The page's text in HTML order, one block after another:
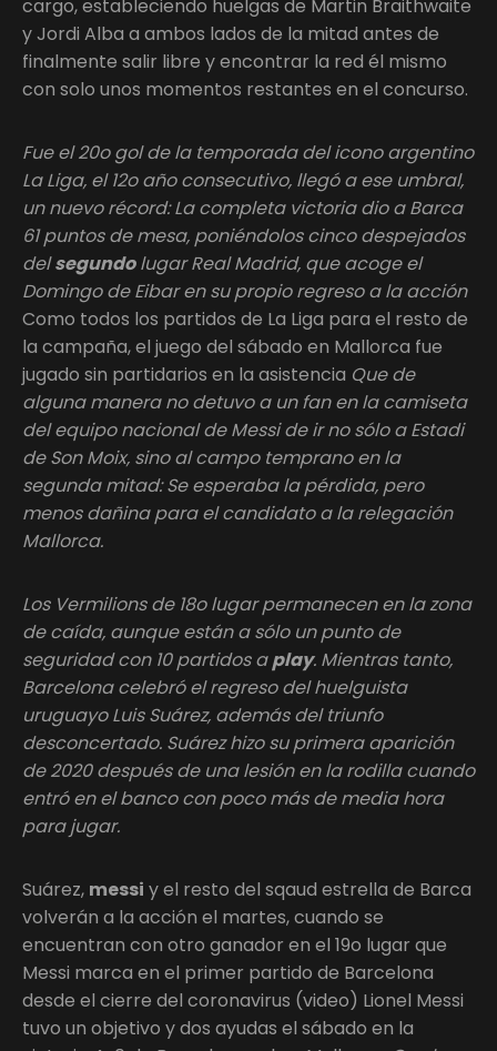
cargo, estableciendo huelgas de Martin Braithwaite
y Jordi Alba a ambos lados de la mitad antes de
finalmente salir libre y encontrar la red él mismo
con solo unos momentos restantes en el concurso.
Fue el 20o gol de la temporada del icono argentino
La Liga, el 12o año consecutivo, llegó a ese umbral,
un nuevo récord: La completa victoria dio a Barca
61 puntos de mesa, poniéndolos cinco despejados
delsegundolugar Real Madrid, que acoge el
Domingo de Eibar en su propio regreso a la acción
Como todos los partidos de La Liga para el resto de
la campaña, el juego del sábado en Mallorca fue
jugado sin partidarios en la asistencia Que de
alguna manera no detuvo a un fan en la camiseta
del equipo nacional de Messi de ir no sólo a Estadi
de Son Moix, sino al campo temprano en la
segunda mitad: Se esperaba la pérdida, pero
menos dañina para el candidato a la relegación
Mallorca.
Los Vermilions de 18o lugar permanecen en la zona
de caída, aunque están a sólo un punto de
seguridad con 10 partidos aplay. Mientras tanto,
Barcelona celebró el regreso del huelguista
uruguayo Luis Suárez, además del triunfo
desconcertado. Suárez hizo su primera aparición
de 2020 después de una lesión en la rodilla cuando
entró en el banco con poco más de media hora
para jugar.
Suárez, messi y el resto del sqaud estrella de Barca
volverán a la acción el martes, cuando se
encuentran con otro ganador en el 19o lugar que
Messi marca en el primer partido de Barcelona
desde el cierre del coronavirus (video) Lionel Messi
tuvo un objetivo y dos ayudas el sábado en la